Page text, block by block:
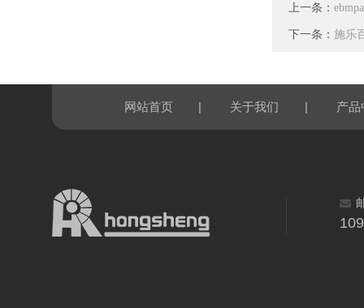
上一条：
下一条： 施乐
网站首页 | 关于我们 | 产品